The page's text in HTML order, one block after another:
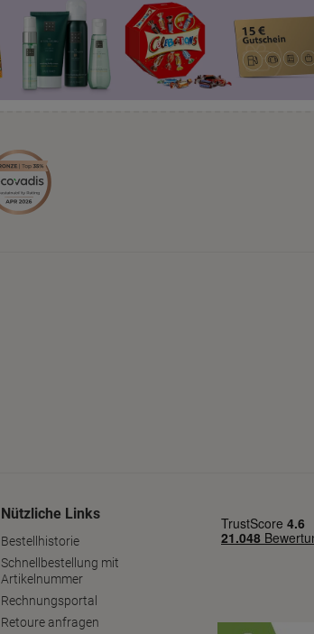
Nützliche Links
Bestellhistorie
Schnellbestellung mit
Artikelnummer
Rechnungsportal
Retoure anfragen